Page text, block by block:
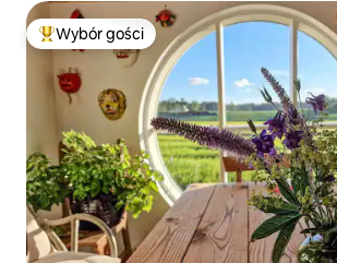
Najpopularniejsze z kategorii Wybór gości
Wybór gości